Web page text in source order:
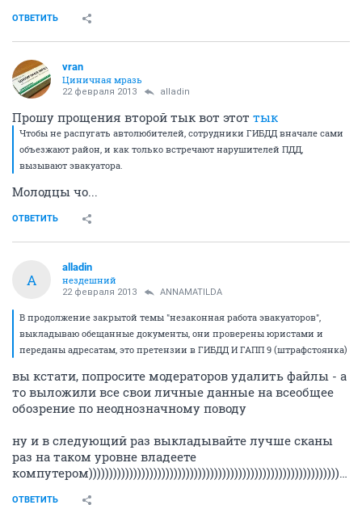
ОТВЕТИТЬ
vran
Циничная мразь
22 февраля 2013 alladin
Прошу прощения второй тык вот этот тык
Чтобы не распугать автолюбителей, сотрудники ГИБДД вначале сами
объезжают район, и как только встречают нарушителей ПДД,
вызывают эвакуатора.
Молодцы чо...
ОТВЕТИТЬ
A
alladin
нездешний
22 февраля 2013 ANNAMATILDA
В продолжение закрытой темы "незаконная работа эвакуаторов",
выкладываю обещанные документы, они проверены юристами и
переданы адресатам, это претензии в ГИБДД И ГАПП 9 (штрафстоянка)
вы кстати, попросите модераторов удалить файлы - а
то выложили все свои личные данные на всеобщее
обозрение по неоднозначному поводу
ну и в следующий раз выкладывайте лучше сканы
раз на таком уровне владеете
компутером))))))))))))))))))))))))))))))))))))))))))))))))))))))))))))))))))))))))))))))
ОТВЕТИТЬ